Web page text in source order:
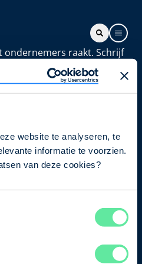
website te analyseren, te
informatie te voorzien.
van deze cookies?
ondernemers raakt. Schrijf
nieuwsbrief.